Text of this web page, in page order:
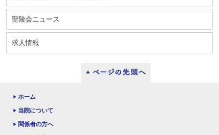
聖陵会ニュース
求人情報
ホーム
当院について
関係者の方へ